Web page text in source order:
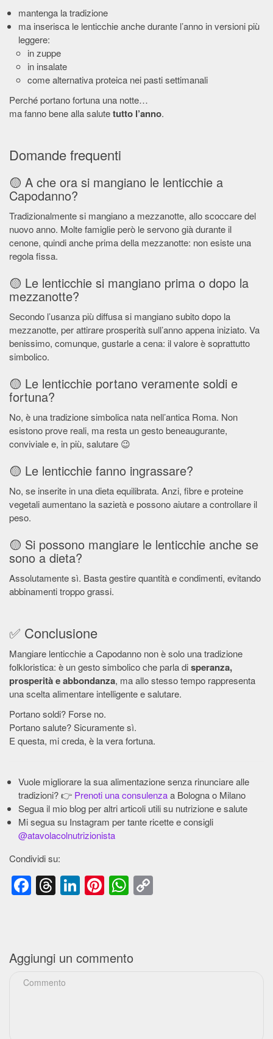
mantenga la tradizione
ma inserisca le lenticchie anche durante l’anno in versioni più
leggere:
in zuppe
in insalate
come alternativa proteica nei pasti settimanali
Perché portano fortuna una notte…
ma fanno bene alla salutetutto l’anno.
Domande frequenti
🟡 A che ora si mangiano le lenticchie a
Capodanno?
Tradizionalmente si mangiano a mezzanotte, allo scoccare del
nuovo anno. Molte famiglie però le servono già durante il
cenone, quindi anche prima della mezzanotte: non esiste una
regola fissa.
🟡 Le lenticchie si mangiano prima o dopo la
mezzanotte?
Secondo l’usanza più diffusa si mangiano subito dopo la
mezzanotte, per attirare prosperità sull’anno appena iniziato. Va
benissimo, comunque, gustarle a cena: il valore è soprattutto
simbolico.
🟡 Le lenticchie portano veramente soldi e
fortuna?
No, è una tradizione simbolica nata nell’antica Roma. Non
esistono prove reali, ma resta un gesto beneaugurante,
conviviale e, in più, salutare 😉
🟡 Le lenticchie fanno ingrassare?
No, se inserite in una dieta equilibrata. Anzi, fibre e proteine
vegetali aumentano la sazietà e possono aiutare a controllare il
peso.
🟡 Si possono mangiare le lenticchie anche se
sono a dieta?
Assolutamente sì. Basta gestire quantità e condimenti, evitando
abbinamenti troppo grassi.
✅ Conclusione
Mangiare lenticchie a Capodanno non è solo una tradizione
folkloristica: è un gesto simbolico che parla disperanza,
prosperità e abbondanza, ma allo stesso tempo rappresenta
una scelta alimentare intelligente e salutare.
Portano soldi? Forse no.
Portano salute? Sicuramente sì.
E questa, mi creda, è la vera fortuna.
Vuole migliorare la sua alimentazione senza rinunciare alle
tradizioni? 👉 Prenoti una consulenzaa Bologna o Milano
Segua il mio blog per altri articoli utili su nutrizione e salute
Mi segua su Instagram per tante ricette e consigli
@atavolacolnutrizionista
Condividi su:
Facebook
Threads
LinkedIn
Pinterest
WhatsApp
Aggiungi un commento